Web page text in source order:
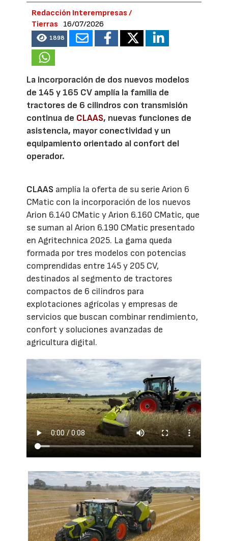
Redacción Interempresas /
Tierras
16/07/2026
1898
La incorporación de dos nuevos modelos
de 145 y 165 CV amplía la familia de
tractores de 6 cilindros con transmisión
continua de CLAAS, nuevas funciones de
asistencia, mayor conectividad y un
equipamiento orientado al confort del
operador.
CLAAS amplía la oferta de su serie Arion 6
CMatic con la incorporación de los nuevos
Arion 6.140 CMatic y Arion 6.160 CMatic, que
se suman al Arion 6.190 CMatic presentado
en Agritechnica 2025. La gama queda
formada por tres modelos con potencias
comprendidas entre 145 y 205 CV,
destinados al segmento de tractores
compactos de 6 cilindros para
explotaciones agrícolas y empresas de
servicios que buscan combinar rendimiento,
confort y soluciones avanzadas de
agricultura digital.